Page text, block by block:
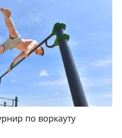
по воркауту